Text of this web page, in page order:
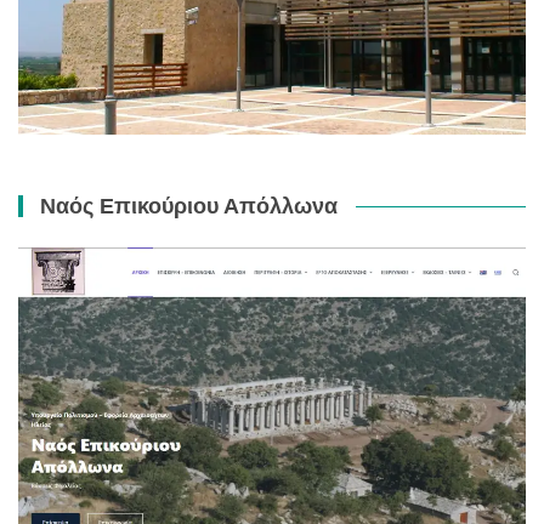
Ναός Επικούριου Απόλλωνα